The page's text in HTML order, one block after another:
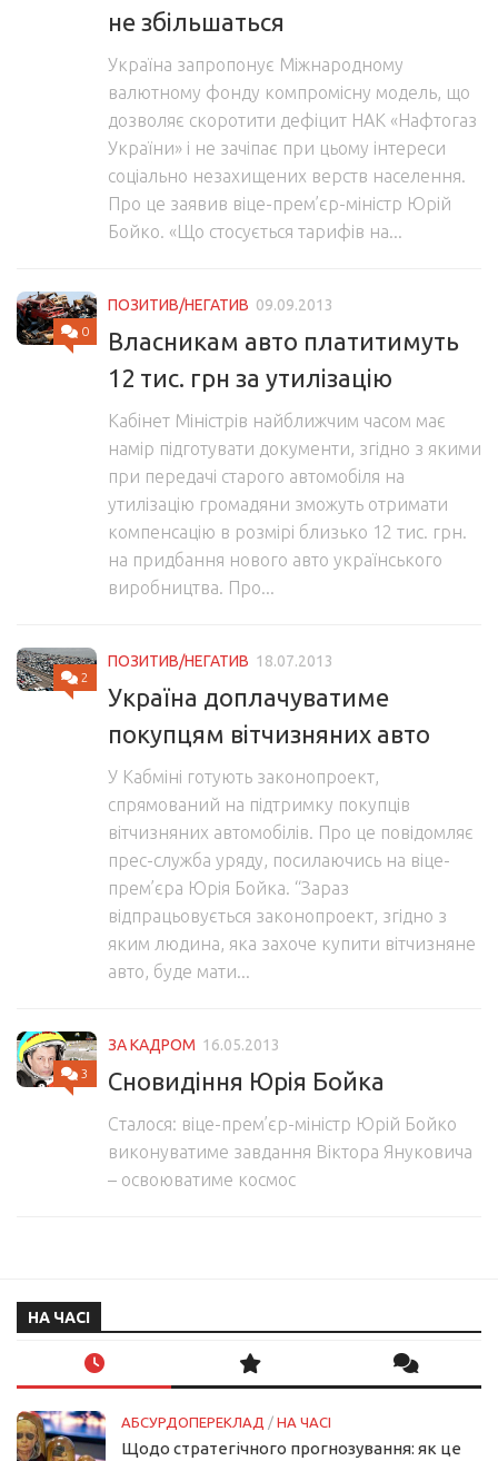
не збільшаться
Україна запропонує Міжнародному
валютному фонду компромісну модель, що
дозволяє скоротити дефіцит НАК «Нафтогаз
України» і не зачіпає при цьому інтереси
соціально незахищених верств населення.
Про це заявив віце-прем’єр-міністр Юрій
Бойко. «Що стосується тарифів на...
0
ПОЗИТИВ/НЕГАТИВ 09.09.2013
Власникам авто платитимуть
12 тис. грн за утилізацію
Кабінет Міністрів найближчим часом має
намір підготувати документи, згідно з якими
при передачі старого автомобіля на
утилізацію громадяни зможуть отримати
компенсацію в розмірі близько 12 тис. грн.
на придбання нового авто українського
виробництва. Про...
2
ПОЗИТИВ/НЕГАТИВ 18.07.2013
Україна доплачуватиме
покупцям вітчизняних авто
У Кабміні готують законопроект,
спрямований на підтримку покупців
вітчизняних автомобілів. Про це повідомляє
прес-служба уряду, посилаючись на віце-
прем’єра Юрія Бойка. “Зараз
відпрацьовується законопроект, згідно з
яким людина, яка захоче купити вітчизняне
авто, буде мати...
3
ЗА КАДРОМ 16.05.2013
Сновидіння Юрія Бойка
Сталося: віце-прем’єр-міністр Юрій Бойко
виконуватиме завдання Віктора Януковича
– освоюватиме космос
НА ЧАСІ
АБСУРДОПЕРЕКЛАД / НА ЧАСІ
Щодо стратегічного прогнозування: як це